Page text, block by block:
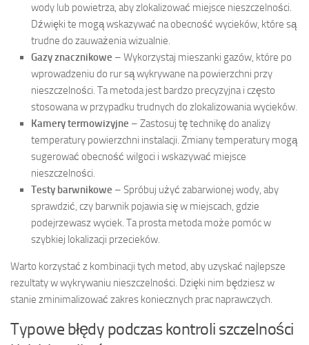
wody lub powietrza, aby zlokalizować miejsce nieszczelności.
Dźwięki te mogą wskazywać na obecność wycieków, które są
trudne do zauważenia wizualnie.
Gazy znacznikowe – Wykorzystaj mieszanki gazów, które po
wprowadzeniu do rur są wykrywane na powierzchni przy
nieszczelności. Ta metoda jest bardzo precyzyjna i często
stosowana w przypadku trudnych do zlokalizowania wycieków.
Kamery termowizyjne – Zastosuj tę technikę do analizy
temperatury powierzchni instalacji. Zmiany temperatury mogą
sugerować obecność wilgoci i wskazywać miejsce
nieszczelności.
Testy barwnikowe – Spróbuj użyć zabarwionej wody, aby
sprawdzić, czy barwnik pojawia się w miejscach, gdzie
podejrzewasz wyciek. Ta prosta metoda może pomóc w
szybkiej lokalizacji przecieków.
Warto korzystać z kombinacji tych metod, aby uzyskać najlepsze
rezultaty w wykrywaniu nieszczelności. Dzięki nim będziesz w
stanie zminimalizować zakres koniecznych prac naprawczych.
Typowe błędy podczas kontroli szczelności